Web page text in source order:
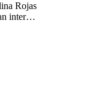
Rojas
interés
de
mi
Las
, ya